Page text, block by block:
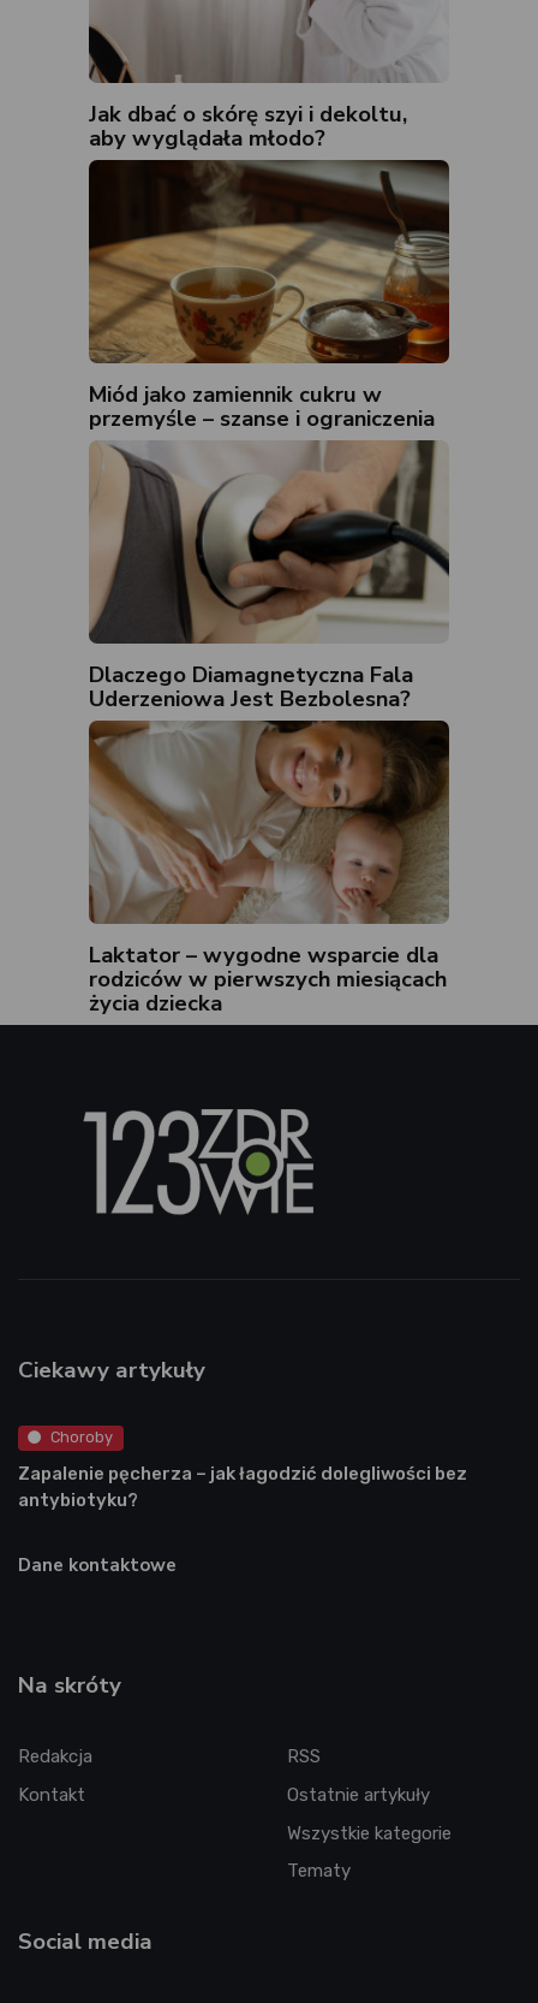
Jak dbać o skórę szyi i dekoltu,
aby wyglądała młodo?
Miód jako zamiennik cukru w
przemyśle – szanse i ograniczenia
Dlaczego Diamagnetyczna Fala
Uderzeniowa Jest Bezbolesna?
Laktator – wygodne wsparcie dla
rodziców w pierwszych miesiącach
życia dziecka
Ciekawy artykuły
Choroby
Zapalenie pęcherza – jak łagodzić dolegliwości bez
antybiotyku?
Dane kontaktowe
Na skróty
Redakcja
Kontakt
RSS
Ostatnie artykuły
Wszystkie kategorie
Tematy
Social media